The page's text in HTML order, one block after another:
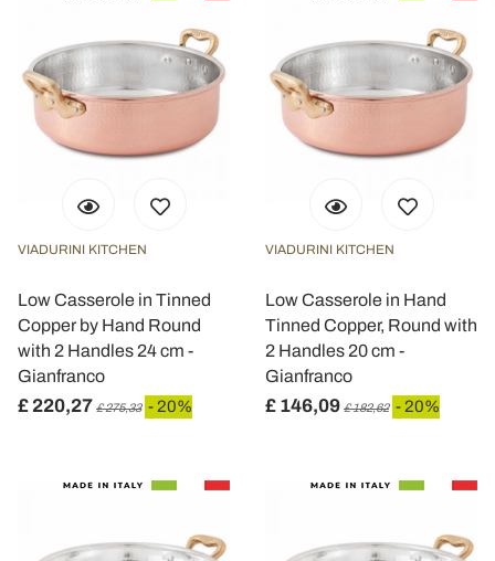
VIADURINI KITCHEN
Low Casserole in Tinned
Copper by Hand Round
with 2 Handles 24 cm -
Gianfranco
£ 220,27 £ 275,33 - 20%
VIADURINI KITCHEN
Low Casserole in Hand
Tinned Copper, Round with
2 Handles 20 cm -
Gianfranco
£ 146,09 £ 182,62 - 20%